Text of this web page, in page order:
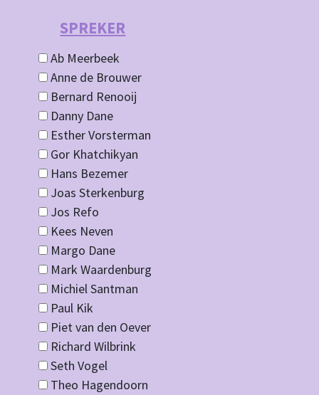
SPREKER
Ab Meerbeek
Anne de Brouwer
Bernard Renooij
Danny Dane
Esther Vorsterman
Gor Khatchikyan
Hans Bezemer
Joas Sterkenburg
Jos Refo
Kees Neven
Margo Dane
Mark Waardenburg
Michiel Santman
Paul Kik
Piet van den Oever
Richard Wilbrink
Seth Vogel
Theo Hagendoorn